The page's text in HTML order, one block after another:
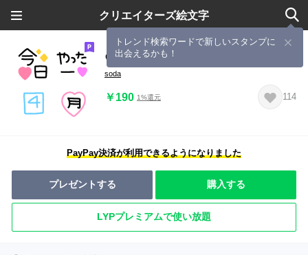
クリエイターズ絵文字
トレンド検索ワードで新しいスタンプに
出会えるかも！
♡かわいくて使えそうな文字♡
soda
￥190 1%還元 114
PayPay決済が利用できるようになりました
プレゼントする 購入する
LYPプレミアムで使い放題